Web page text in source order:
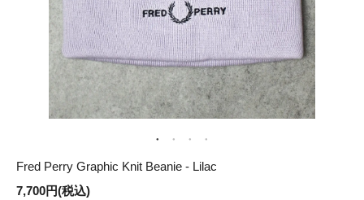
Fred Perry Graphic Knit Beanie - Lilac
7,700円(税込)